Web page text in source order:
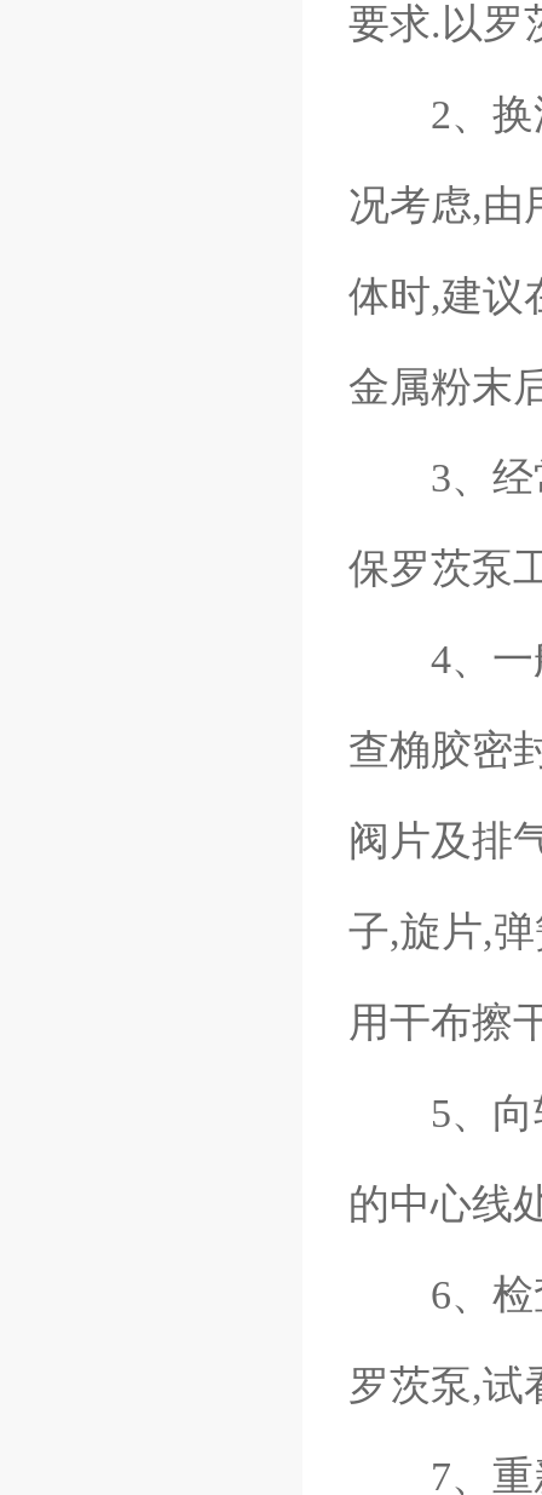
要求.以罗
2、换油
况考虑,由
体时,建议
金属粉末
3、经常
保罗茨泵
4、一般
查桷胶密
阀片及排
子,旋片,
用干布擦
5、向轴
的中心线
6、检查
罗茨泵,试
7、重新